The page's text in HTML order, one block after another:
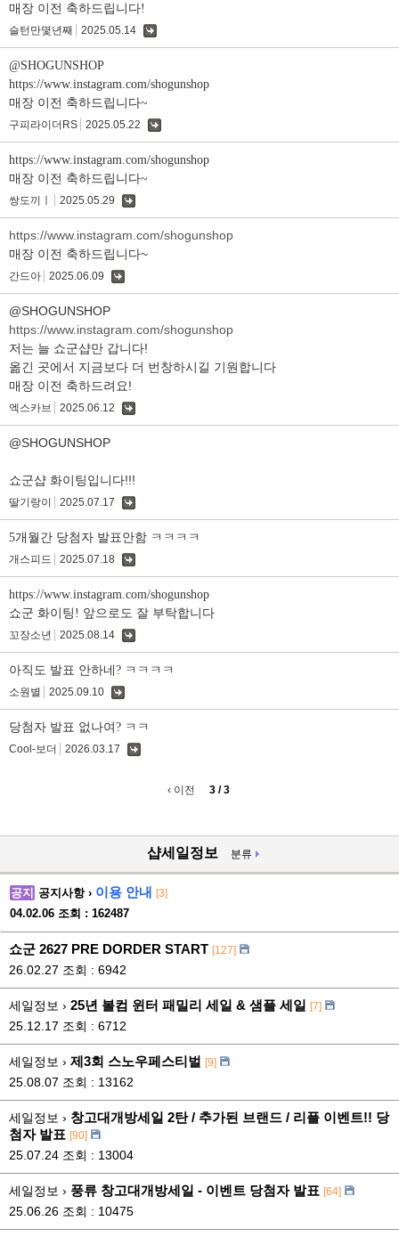
매장 이전 축하드립니다!
슬턴만몇년째 2025.05.14
@SHOGUNSHOP
https://www.instagram.com/shogunshop
매장 이전 축하드립니다~
구피라이더RS 2025.05.22
https://www.instagram.com/shogunshop
매장 이전 축하드립니다~
쌍도끼ㅣ 2025.05.29
https://www.instagram.com/shogunshop
매장 이전 축하드립니다~
간드아 2025.06.09
@SHOGUNSHOP
https://www.instagram.com/shogunshop
저는 늘 쇼군샵만 갑니다!
옮긴 곳에서 지금보다 더 번창하시길 기원합니다
매장 이전 축하드려요!
엑스카브 2025.06.12
@SHOGUNSHOP
쇼군샵 화이팅입니다!!!
딸기랑이 2025.07.17
5개월간 당첨자 발표안함 ㅋㅋㅋㅋ
개스피드 2025.07.18
https://www.instagram.com/shogunshop
쇼군 화이팅! 앞으로도 잘 부탁합니다
꼬장소년 2025.08.14
아직도 발표 안하네? ㅋㅋㅋㅋ
소원별 2025.09.10
당첨자 발표 없나여? ㅋㅋ
Cool-보더 2026.03.17
‹ 이전
3 / 3
샵세일정보 분류
공지 공지사항 › 이용 안내 [3]
04.02.06 조회 : 162487
쇼군 2627 PRE DORDER START [127]
26.02.27 조회 : 6942
세일정보 › 25년 볼컴 윈터 패밀리 세일 & 샘플 세일 [7]
25.12.17 조회 : 6712
세일정보 › 제3회 스노우페스티벌 [9]
25.08.07 조회 : 13162
세일정보 › 창고대개방세일 2탄 / 추가된 브랜드 / 리플 이벤트!! 당
첨자 발표 [90]
25.07.24 조회 : 13004
세일정보 › 풍류 창고대개방세일 - 이벤트 당첨자 발표 [64]
25.06.26 조회 : 10475